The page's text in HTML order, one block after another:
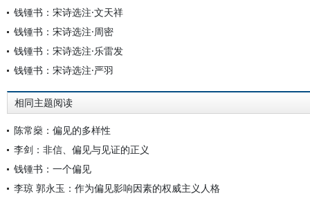
钱锺书：宋诗选注·文天祥
钱锺书：宋诗选注·周密
钱锺书：宋诗选注·乐雷发
钱锺书：宋诗选注·严羽
相同主题阅读
陈常燊：偏见的多样性
李剑：非信、偏见与见证的正义
钱锺书：一个偏见
李琼 郭永玉：作为偏见影响因素的权威主义人格